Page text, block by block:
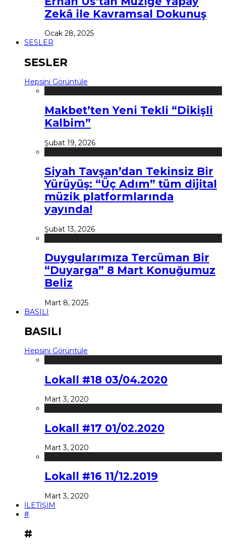
Zekâ ile Kavramsal Dokunuş
Ocak 28, 2025
SESLER
SESLER
Hepsini Görüntüle
Makbet’ten Yeni Tekli “Dikişli
Kalbim”
Şubat 19, 2026
Siyah Tavşan’dan Tekinsiz Bir
Yürüyüş: “Üç Adım” tüm dijital
müzik platformlarında
yayında!
Şubat 13, 2026
Duygularımıza Tercüman Bir
“Duyarga” 8 Mart Konuğumuz
Beliz
Mart 8, 2025
BASILI
BASILI
Hepsini Görüntüle
Lokall #18 03/04.2020
Mart 3, 2020
Lokall #17 01/02.2020
Mart 3, 2020
Lokall #16 11/12.2019
Mart 3, 2020
İLETİŞİM
#
#